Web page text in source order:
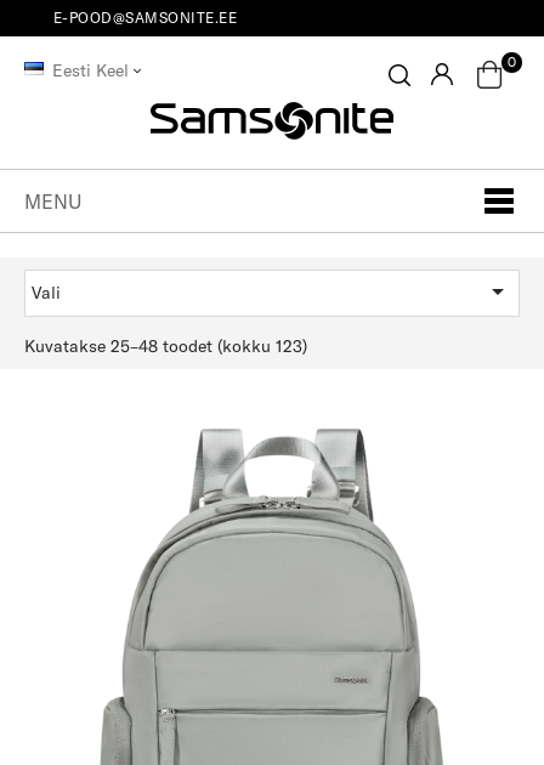
E-POOD@SAMSONITE.EE
Eesti Keel 0
MENU
Vali 
Kuvatakse 25–48 toodet (kokku 123)